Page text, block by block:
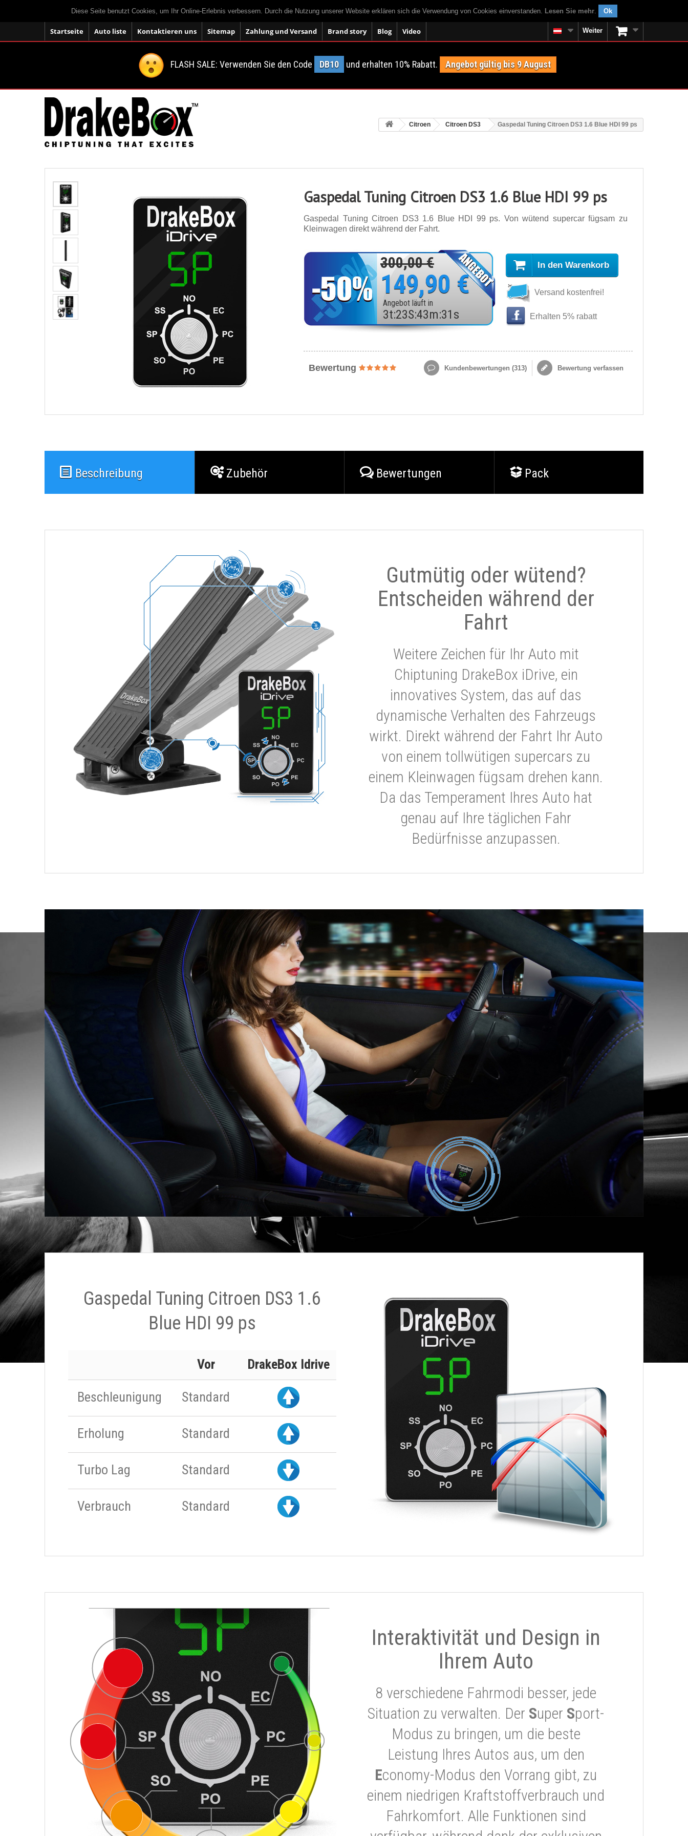
Diese Seite benutzt Cookies, um Ihr Online-Erlebnis verbessern. Durch die Nutzung unserer Website erklären sich die Verwendung von Cookies einverstanden. Lesen Sie mehr. Ok
Startseite Auto liste Kontaktieren uns Sitemap Zahlung und Versand Brand story Blog Video Weiter
FLASH SALE: Verwenden Sie den Code DB10 und erhalten 10% Rabatt. Angebot gültig bis 9 August
Citroen Citroen DS3 Gaspedal Tuning Citroen DS3 1.6 Blue HDI 99 ps
Gaspedal Tuning Citroen DS3 1.6 Blue HDI 99 ps
Gaspedal Tuning Citroen DS3 1.6 Blue HDI 99 ps. Von wütend supercar fügsam zu
Kleinwagen direkt während der Fahrt.
300,00 €
149,90 €
Angebot läuft in
3t:23S:43m:29 s
In den Warenkorb
Versand kostenfrei!
Erhalten 5% rabatt
Bewertung Kundenbewertungen (313) Bewertung verfassen
Beschreibung Zubehör Bewertungen Pack
Gutmütig oder wütend?
Entscheiden während der
Fahrt
Weitere Zeichen für Ihr Auto mit
Chiptuning DrakeBox iDrive, ein
innovatives System, das auf das
dynamische Verhalten des Fahrzeugs
wirkt. Direkt während der Fahrt Ihr Auto
von einem tollwütigen supercars zu
einem Kleinwagen fügsam drehen kann.
Da das Temperament Ihres Auto hat
genau auf Ihre täglichen Fahr
Bedürfnisse anzupassen.
Gaspedal Tuning Citroen DS3 1.6
Blue HDI 99 ps
Vor DrakeBox Idrive
Beschleunigung Standard
Erholung Standard
Turbo Lag Standard
Verbrauch Standard
Interaktivität und Design in
Ihrem Auto
8 verschiedene Fahrmodi besser, jede
Situation zu verwalten. Der Super Sport-
Modus zu bringen, um die beste
Leistung Ihres Autos aus, um den
Economy-Modus den Vorrang gibt, zu
einem niedrigen Kraftstoffverbrauch und
Fahrkomfort. Alle Funktionen sind